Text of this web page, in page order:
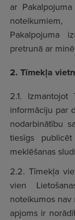
ar
Pakalpojuma
pretrunā ar
2. Tīmekļa
2.1.
informāciju par
nodarbinātību
tiesīgs
meklēšanas
2.2. Tīmekļa
vien
noteikumos nav
apjoms ir